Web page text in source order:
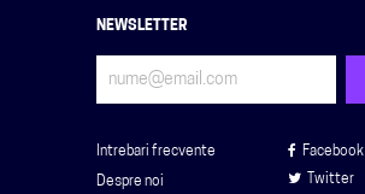
NEWSLETTER
Intrebari frecvente
Despre noi
Facebook
Twitter